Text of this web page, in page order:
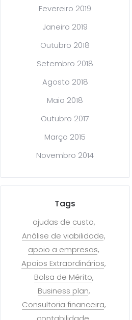
Fevereiro 2019
Janeiro 2019
Outubro 2018
Setembro 2018
Agosto 2018
Maio 2018
Outubro 2017
Março 2015
Novembro 2014
Tags
ajudas de custo
Análise de viabilidade
apoio a empresas
Apoios Extraordinários
Bolsa de Mérito
Business plan
Consultoria financeira